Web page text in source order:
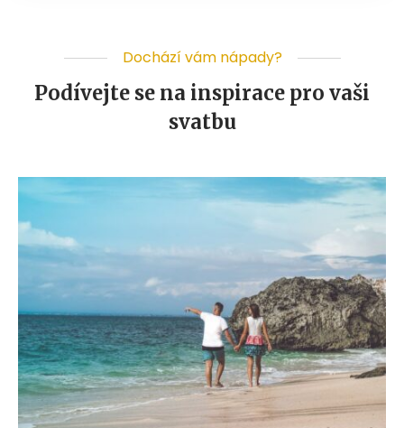
Dochází vám nápady?
Podívejte se na inspirace pro vaši
svatbu